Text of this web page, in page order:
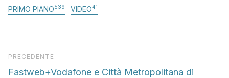
PRIMO PIANO539 VIDEO41
Articolo precedente
PRECEDENTE
Fastweb+Vodafone e Città Metropolitana di